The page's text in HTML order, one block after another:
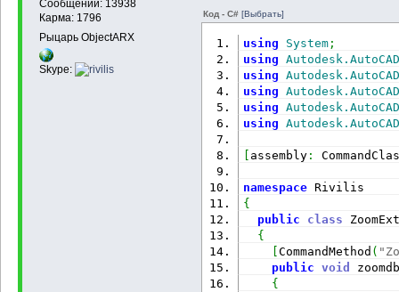
Сообщений: 13938
Карма: 1796
Рыцарь ObjectARX
Skype:
Код - C# [Выбрать]
using System ;
using
using
using
using
using
assembly :
namespace Rivilis
{
public
class
{
[CommandMethod (
public
void
{